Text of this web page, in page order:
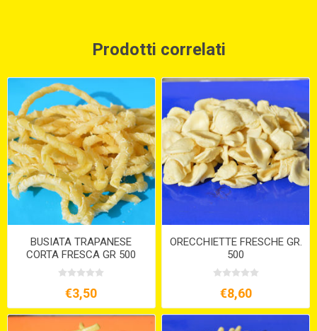
Prodotti correlati
BUSIATA TRAPANESE
CORTA FRESCA GR 500
€3,50
ORECCHIETTE FRESCHE GR.
500
€8,60